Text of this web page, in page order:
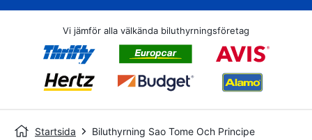
Vi jämför alla välkända biluthyrningsföretag
Startsida Biluthyrning Sao Tome Och Principe